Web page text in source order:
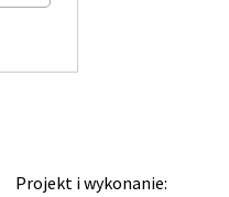
Projekt i wykonanie: